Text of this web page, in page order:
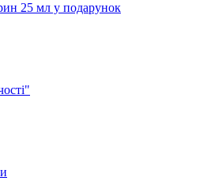
25 мл у подарунок